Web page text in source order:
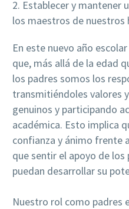
2. Establecer y mantener
los maestros de nuestros
En este nuevo año
que, más allá de la edad
los padres somos los
transmitiéndoles valores
genuinos y participando
académica. Esto implica
confianza y ánimo frente
que sentir el apoyo de los
puedan desarrollar su
Nuestro rol como padres